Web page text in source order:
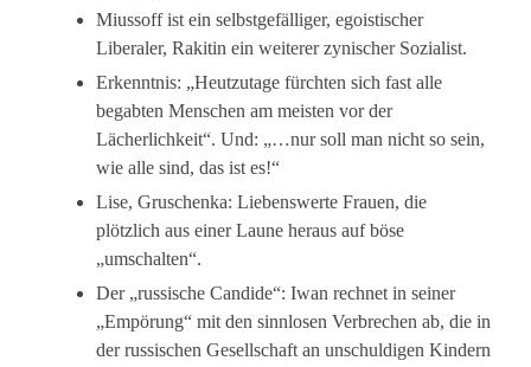
Miussoff ist ein selbstgefälliger, egoistischer
Liberaler, Rakitin ein weiterer zynischer Sozialist.
Erkenntnis: „Heutzutage fürchten sich fast alle
begabten Menschen am meisten vor der
Lächerlichkeit“. Und: „…nur soll man nicht so sein,
wie alle sind, das ist es!“
Lise, Gruschenka: Liebenswerte Frauen, die
plötzlich aus einer Laune heraus auf böse
„umschalten“.
Der „russische Candide“: Iwan rechnet in seiner
„Empörung“ mit den sinnlosen Verbrechen ab, die in
der russischen Gesellschaft an unschuldigen Kindern